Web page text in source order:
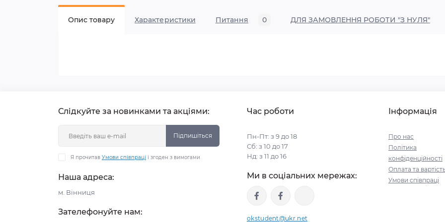
Опис товару Характеристики Питання 0 ДЛЯ ЗАМОВЛЕННЯ РОБОТИ "З НУЛЯ"
Слідкуйте за новинками та акціями:
Підпишіться
Я прочитав Умови співпраці і згоден з вимогами
Наша адреса:
м. Вінниця
Зателефонуйте нам:
Час роботи
Пн-Пт: з 9 до 18
Сб: з 10 до 17
Нд: з 11 до 16
Ми в соціальних мережах:
okstudent@ukr.net
Інформація
Про нас
Політика
конфіденційності
Оплата та
Умови співпраці